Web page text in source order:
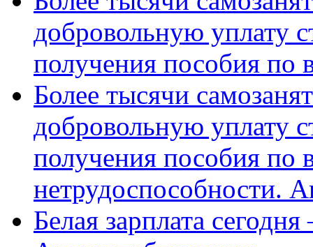
добровольную уплату
получения пособия по
Более тысячи
добровольную уплату
получения пособия по
нетрудоспособности.
Белая зарплата